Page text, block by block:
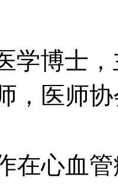
学博士
，医师
心血管